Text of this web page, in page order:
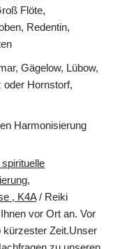
Flöte,
Redentin,
Gägelow, Lübow,
oder Hornstorf,
Harmonisierung
, K4A/ Reiki
vor Ort an. Vor
kürzester Zeit.Unser